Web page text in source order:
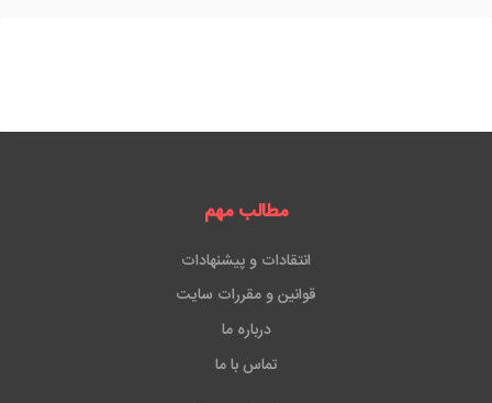
مطالب مهم
انتقادات و پیشنهادات
قوانین و مقررات سایت
درباره ما
تماس با ما